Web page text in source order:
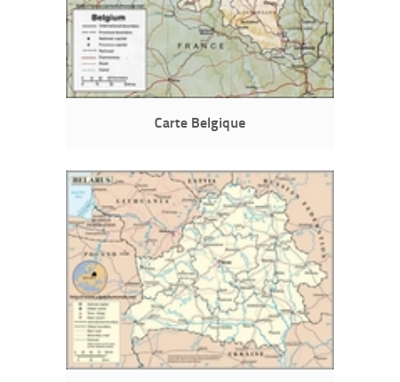
Carte Belgique